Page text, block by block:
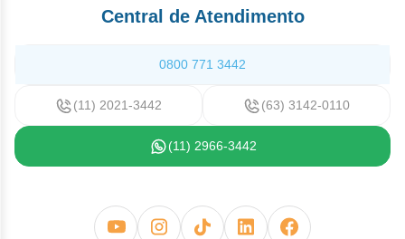
se estiver amamentando. Para a segurança do seu bebê,
você não deve amamentar durante o tratamento com
máquinas:
KOSELUGO pode causar efeitos adversos que podem afetar
sua capacidade de dirigir ou operar máquinas. Evite dirigir ou
operar máquinas se estiver cansado ou com problemas na
Central de Atendimento
0800 771 3442
(11) 2021-3442 (63) 3142-0110
(11) 2966-3442